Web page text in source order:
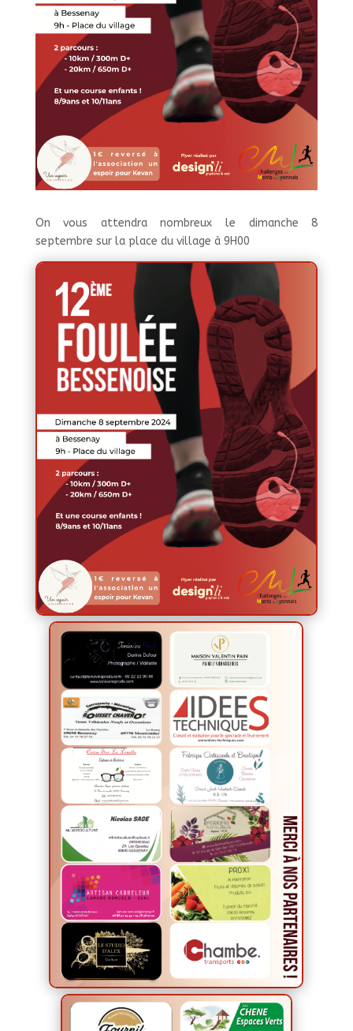
On vous attendra nombreux le dimanche 8
septembre sur la place du village à 9H00